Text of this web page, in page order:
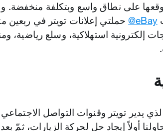
على نطاق واسع وبتكلفة منخفضة.
‎@eBayحملتي إعلانات تويتر في ربعين
إلكترونية استهلاكية، وسلع رياضية،
يدير تويتر وقنوات التواصل الاجتماعي
أولاً إيجاد حل لحركة الزيارات، ثمّ